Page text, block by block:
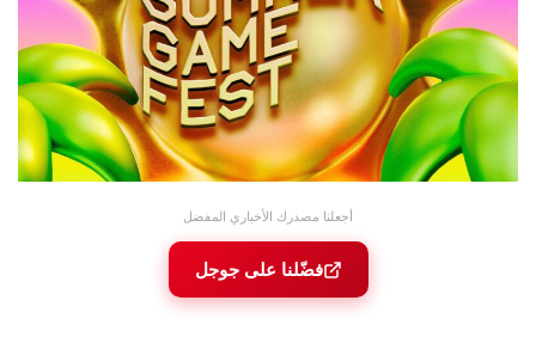
أجعلنا مصدرك الأخباري المفضل
فضّلنا على جوجل